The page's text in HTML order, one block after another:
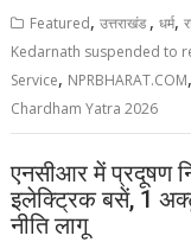
Featured,उत्तराखंड,धर्म,
Kedarnath suspended to
Service, NPRBHARAT.COM,
Chardham Yatra 2026
एनसीआर में प्रदूषण
इलेक्ट्रिक बसें, 1
नीति लागू